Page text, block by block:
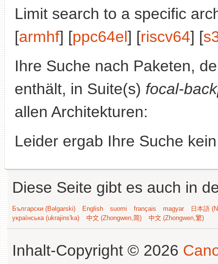
Limit search to a specific
[armhf] [ppc64el] [riscv64] [
Ihre Suche nach Paketen,
enthält, in Suite(s) focal-
allen Architekturen:
Leider ergab Ihre Suche
Diese Seite gibt es auch in
Български (Bəlgarski) English suomi français magyar
日本語
українська (ukrajins'ka)
中文 (Zhongwen,简) 中文 (Zhongwen,繁)
Inhalt-Copyright © 2026